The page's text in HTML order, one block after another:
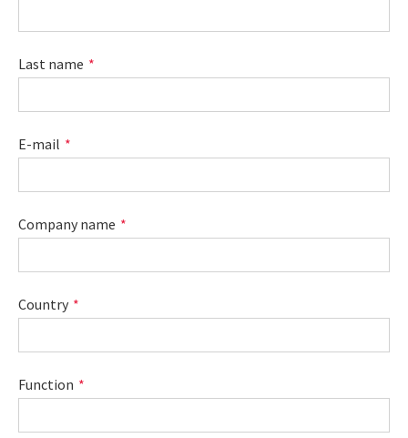
Last name
E-mail
Company name
Country
Function